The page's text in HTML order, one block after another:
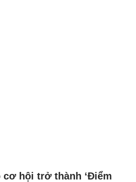
cơ hội trở thành ‘Điểm